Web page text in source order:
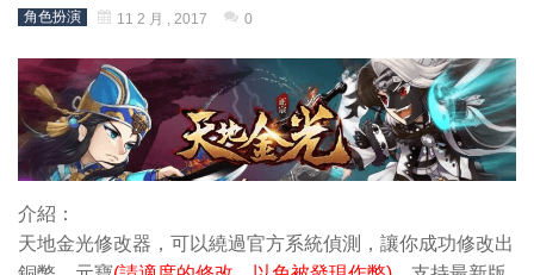
角色扮演 11 2 月 , 2017 0
介紹：
天地金光修改器，可以繞過官方系統偵測，讓你成功修改出